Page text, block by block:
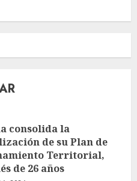
consolida la
de su Plan de
Territorial,
de 26 años